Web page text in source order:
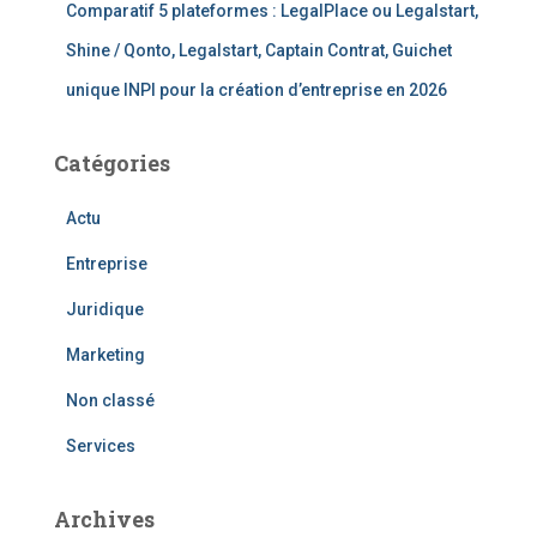
Comparatif 5 plateformes : LegalPlace ou Legalstart,
Shine / Qonto, Legalstart, Captain Contrat, Guichet
unique INPI pour la création d’entreprise en 2026
Catégories
Actu
Entreprise
Juridique
Marketing
Non classé
Services
Archives